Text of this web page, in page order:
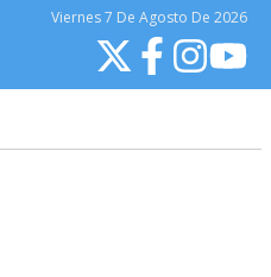
Viernes7 De Agosto De 2026